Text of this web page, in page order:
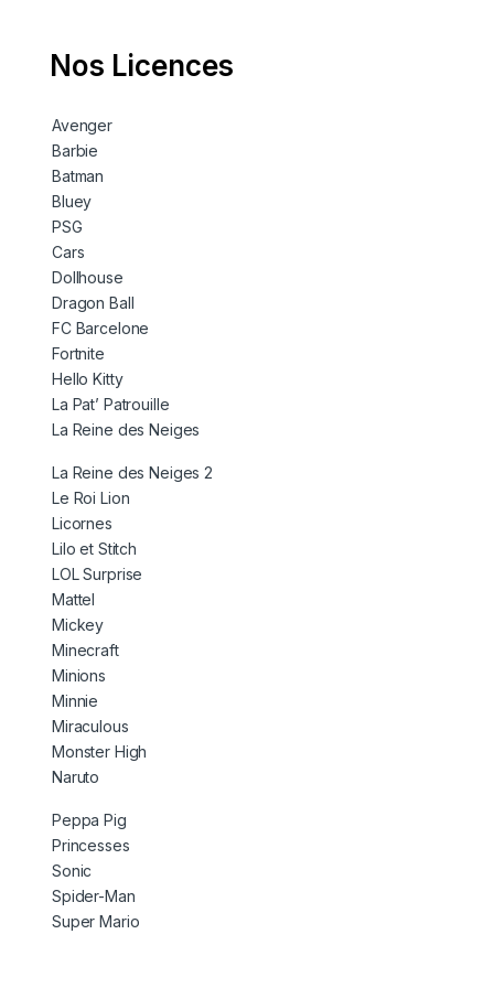
Nos Licences
Avenger
Barbie
Batman
Bluey
PSG
Cars
Dollhouse
Dragon Ball
FC Barcelone
Fortnite
Hello Kitty
La Pat’ Patrouille
La Reine des Neiges
La Reine des Neiges 2
Le Roi Lion
Licornes
Lilo et Stitch
LOL Surprise
Mattel
Mickey
Minecraft
Minions
Minnie
Miraculous
Monster High
Naruto
Peppa Pig
Princesses
Sonic
Spider-Man
Super Mario